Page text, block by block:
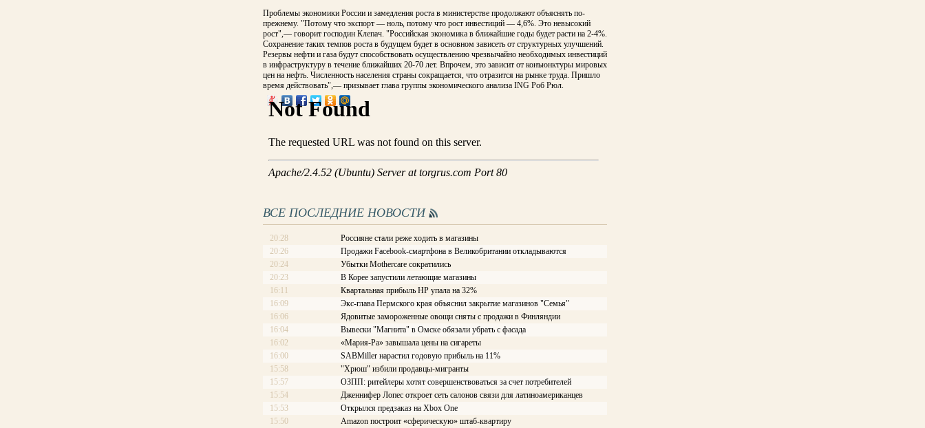
Проблемы экономики России и замедления роста в министерстве продолжают объяснять по-
прежнему. "Потому что экспорт — ноль, потому что рост инвестиций — 4,6%. Это невысокий
рост",— говорит господин Клепач. "Российская экономика в ближайшие годы будет расти на 2-4%.
Сохранение таких темпов роста в будущем будет в основном зависеть от структурных улучшений.
Резервы нефти и газа будут способствовать осуществлению чрезвычайно необходимых инвестиций
в инфраструктуру в течение ближайших 20-70 лет. Впрочем, это зависит от конъюнктуры мировых
цен на нефть. Численность населения страны сокращается, что отразится на рынке труда. Пришло
время действовать",— призывает глава группы экономического анализа ING Роб Рюл.
ВСЕ ПОСЛЕДНИЕ НОВОСТИ
20:28
Россияне стали реже ходить в магазины
20:26
Продажи Facebook-смартфона в Великобритании откладываются
20:24
Убытки Mothercare сократились
20:23
В Корее запустили летающие магазины
16:11
Квартальная прибыль HP упала на 32%
16:09
Экс-глава Пермского края объяснил закрытие магазинов "Семья"
16:06
Ядовитые замороженные овощи сняты с продажи в Финляндии
16:04
Вывески "Магнита" в Омске обязали убрать с фасада
16:02
«Мария-Ра» завышала цены на сигареты
16:00
SABMiller нарастил годовую прибыль на 11%
15:58
"Хрюш" избили продавцы-мигранты
15:57
ОЗПП: ритейлеры хотят совершенствоваться за счет потребителей
15:54
Дженнифер Лопес откроет сеть салонов связи для латиноамериканцев
15:53
Открылся предзаказ на Xbox One
15:50
Amazon построит «сферическую» штаб-квартиру